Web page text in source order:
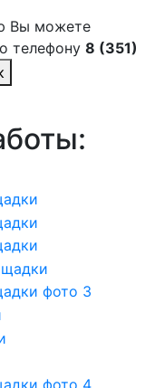
Вы можете
телефону 8 (351)